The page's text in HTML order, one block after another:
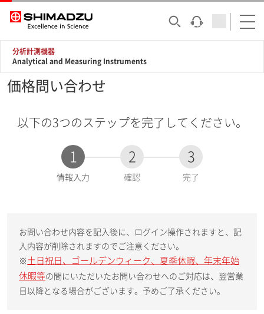
分析計測機器
Analytical and Measuring Instruments
価格問い合わせ
以下の3つのステップを完了してください。
1
現
情報入力
2
確認
3
完了
お問い合わせ内容を記入後に、ログイン操作されますと、記
入内容が削除されますのでご注意ください。
※ 土日祝日、ゴールデンウィーク、夏季休暇、年末年始
休暇等の間にいただいたお問い合わせへのご対応は、翌営業
日以降となる場合がございます。予めご了承ください。